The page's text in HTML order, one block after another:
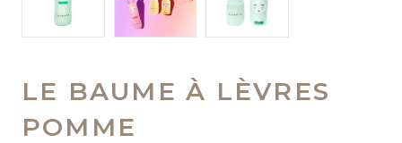
LE BAUME À LÈVRES
POMME